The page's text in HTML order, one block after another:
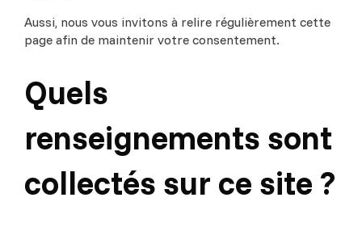
Aussi, nous vous invitons à relire régulièrement cette
page afin de maintenir votre consentement.
Quels
renseignements sont
collectés sur ce site ?